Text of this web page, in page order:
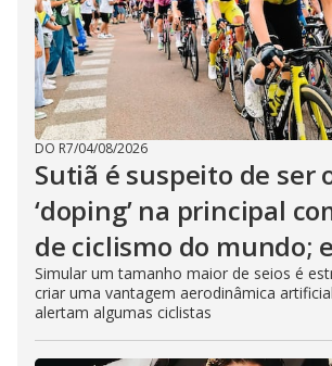
DO R7/04/08/2026
Sutiã é suspeito de ser
‘doping’ na principal
de ciclismo do mundo;
Simular um tamanho maior de seios é
criar uma vantagem aerodinâmica
alertam algumas ciclistas